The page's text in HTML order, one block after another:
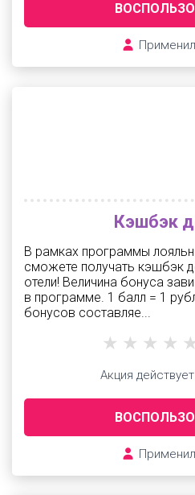
Кэшбэк
В рамках программы
сможете получать кэшбэк
отели! Величина бонуса
в программе. 1 балл = 1
бонусов составляе...
Акция